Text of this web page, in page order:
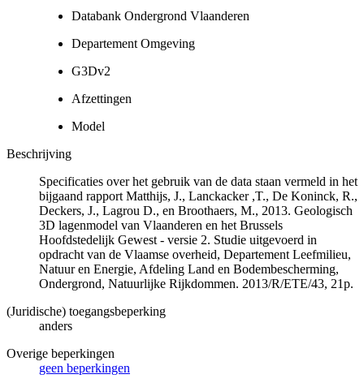
Databank Ondergrond Vlaanderen
Departement Omgeving
G3Dv2
Afzettingen
Model
Beschrijving
Specificaties over het gebruik van de data staan vermeld in het
bijgaand rapport Matthijs, J., Lanckacker ,T., De Koninck, R.,
Deckers, J., Lagrou D., en Broothaers, M., 2013. Geologisch
3D lagenmodel van Vlaanderen en het Brussels
Hoofdstedelijk Gewest - versie 2. Studie uitgevoerd in
opdracht van de Vlaamse overheid, Departement Leefmilieu,
Natuur en Energie, Afdeling Land en Bodembescherming,
Ondergrond, Natuurlijke Rijkdommen. 2013/R/ETE/43, 21p.
(Juridische) toegangsbeperking
anders
Overige beperkingen
geen beperkingen